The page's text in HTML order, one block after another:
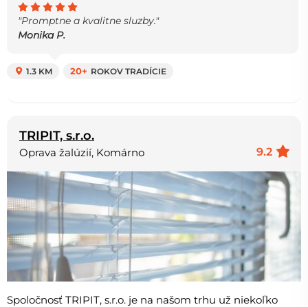
"Promptne a kvalitne sluzby."
Monika P.
1.3 KM 20+ ROKOV TRADÍCIE
TRIPIT, s.r.o.
9.2
Oprava žalúzií, Komárno
Spoločnosť TRIPIT, s.r.o. je na našom trhu už niekoľko